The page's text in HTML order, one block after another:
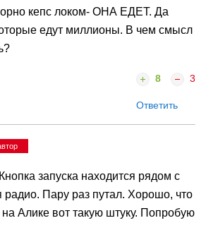
кепс локом- ОНА ЕДЕТ. Да
едут миллионы. В чем смысл
8 3
Ответить
запуска находится рядом с
радио. Пару раз путал. Хорошо, что
Алике вот такую штуку. Попробую